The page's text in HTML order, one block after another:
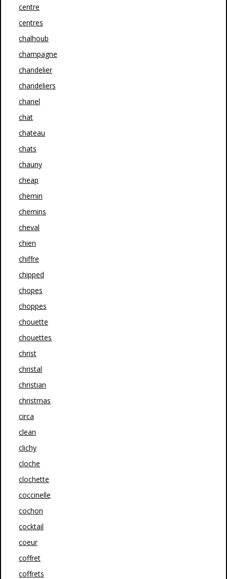
centre
centres
chalhoub
champagne
chandelier
chandeliers
chanel
chat
chateau
chats
chauny
cheap
chemin
chemins
cheval
chien
chiffre
chipped
chopes
choppes
chouette
chouettes
christ
christal
christian
christmas
circa
clean
clichy
cloche
clochette
coccinelle
cochon
cocktail
coeur
coffret
coffrets